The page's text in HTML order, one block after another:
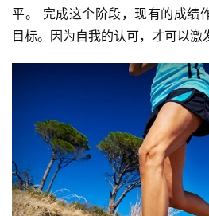
平。 完成这个阶段，现有的成绩
目标。因为自我的认可，才可以激